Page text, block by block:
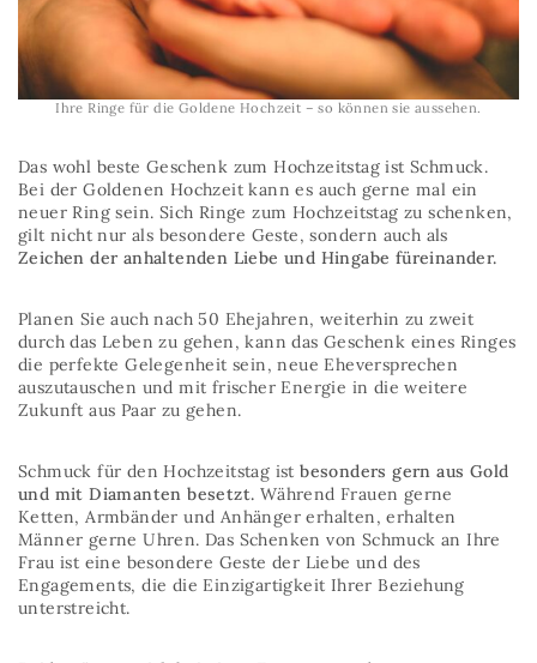
Ihre Ringe für die Goldene Hochzeit – so können sie aussehen.
Das wohl beste Geschenk zum Hochzeitstag ist Schmuck.
Bei der Goldenen Hochzeit kann es auch gerne mal ein
neuer Ring sein. Sich Ringe zum Hochzeitstag zu schenken,
gilt nicht nur als besondere Geste, sondern auch als
Zeichen der anhaltenden Liebe und Hingabe füreinander.
Planen Sie auch nach 50 Ehejahren, weiterhin zu zweit
durch das Leben zu gehen, kann das Geschenk eines Ringes
die perfekte Gelegenheit sein, neue Eheversprechen
auszutauschen und mit frischer Energie in die weitere
Zukunft aus Paar zu gehen.
Schmuck für den Hochzeitstag istbesonders gern aus Gold
und mit Diamanten besetzt. Während Frauen gerne
Ketten, Armbänder und Anhänger erhalten, erhalten
Männer gerne Uhren. Das Schenken von Schmuck an Ihre
Frau ist eine besondere Geste der Liebe und des
Engagements, die die Einzigartigkeit Ihrer Beziehung
unterstreicht.